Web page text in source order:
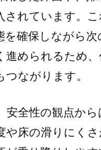
されています。こ
を確保しながら次
進められるため、
つながります。
安全性の観点か
や床の滑りにく